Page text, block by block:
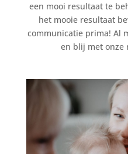
een mooi resultaat te
het mooie resultaat
communicatie prima! Al
en blij met onze